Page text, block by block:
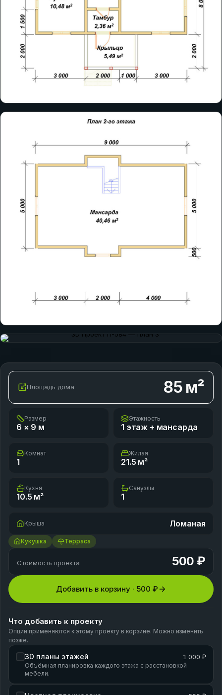
Площадь дома 85м²
Размер
6 × 9 м
Этажность
1 этаж + мансарда
Комнат
1
Жилая
21.5 м²
Кухня
10.5 м²
Санузлы
1
Крыша Ломаная
Кукушка Терраса
Стоимость проекта 500 ₽
Добавить в корзину · 500 ₽
Что добавить к проекту
Опции применяются к этому проекту в корзине. Можно изменить
позже.
3D планы этажей 1 000 ₽
Объёмная планировка каждого этажа с расстановкой
мебели.